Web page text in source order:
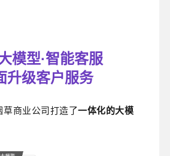
模型·智能客服
升级客户服务
草商业公司打造了一体化的大模